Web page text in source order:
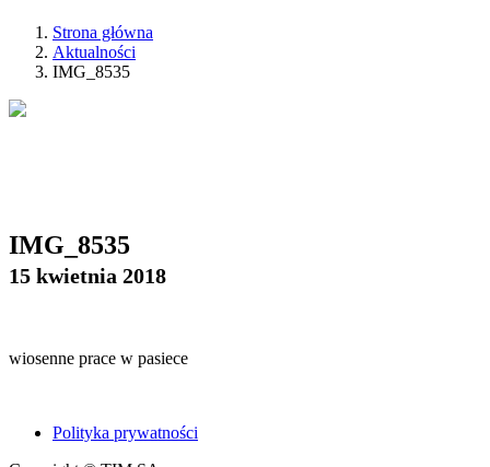
Strona główna
Aktualności
IMG_8535
IMG_8535
15 kwietnia 2018
wiosenne prace w pasiece
Polityka prywatności